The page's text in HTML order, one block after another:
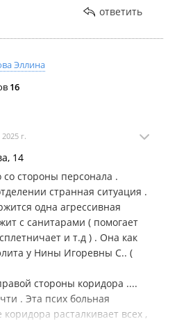
. После фиксации обязаны
.
... это *** .
с отцом .
спорю . Нельзя на таких
.
было там
подписываю ?
в больнице ?
.
ответить
Эллина
16
г.
14
со стороны персонала .
странная ситуация .
одна агрессивная
с санитарами ( помогает
и т.д ) . Она как
у Нины Игоревны С.. (
стороны коридора ....
. Эта псих больная
расталкивает всех ,